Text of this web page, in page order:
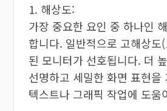
1. 해상도:
가장 중요한 요인 중 하나인
합니다. 일반적으로 고해상
된 모니터가 선호됩니다. 더
선명하고 세밀한 화면 표현을
텍스트나 그래픽 작업에 도움